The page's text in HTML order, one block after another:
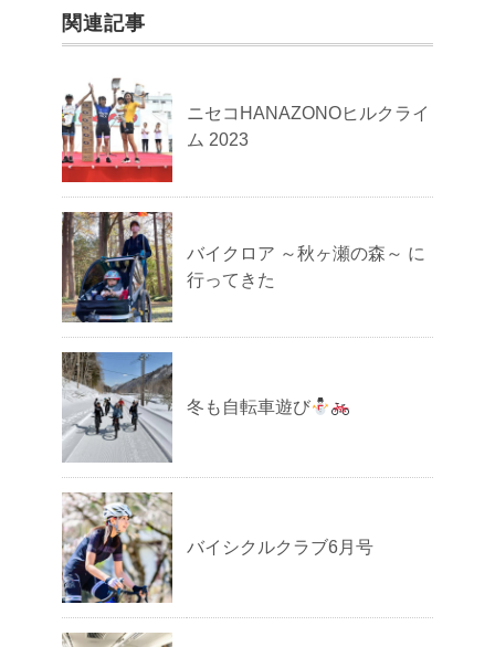
関連記事
ニセコHANAZONOヒルクライ
ム 2023
バイクロア ～秋ヶ瀬の森～ に
行ってきた
冬も自転車遊び
バイシクルクラブ6月号